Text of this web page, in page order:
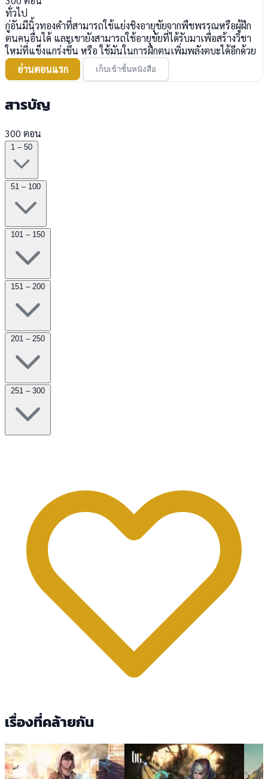
ทั่วไป
กู่อันมีนิ้วทองคำที่สามารถใช้แย่งชิงอายุขัยจากพืชพรรณหรือผู้ฝึก
ตนคนอื่นได้ และเขายังสามารถใช้อายุขัยที่ได้รับมาเพื่อสร้างวิชา
ใหม่ที่แข็งแกร่งขึ้น หรือ ใช้มันในการฝึกตนเพิ่มพลังตบะได้อีกด้วย
อ่านตอนแรก
เก็บเข้าชั้นหนังสือ
สารบัญ
300 ตอน
1 – 50
51 – 100
101 – 150
151 – 200
201 – 250
251 – 300
เรื่องที่คล้ายกัน